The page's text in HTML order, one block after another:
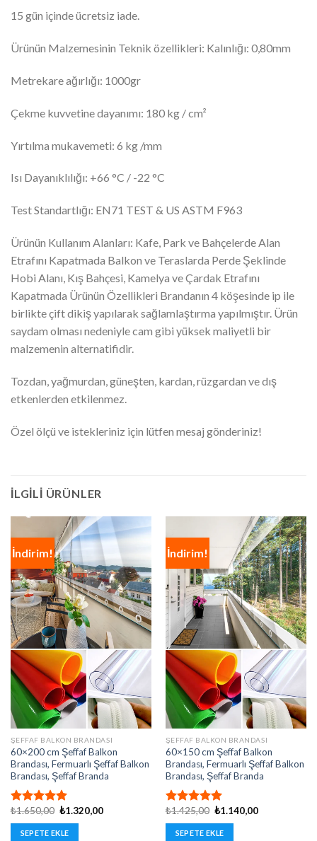
15 gün içinde ücretsiz iade.
Ürünün Malzemesinin Teknik özellikleri: Kalınlığı: 0,80mm
Metrekare ağırlığı: 1000gr
Çekme kuvvetine dayanımı: 180 kg / cm²
Yırtılma mukavemeti: 6 kg /mm
Isı Dayanıklılığı: +66 °C / -22 °C
Test Standartlığı: EN71 TEST & US ASTM F963
Ürünün Kullanım Alanları: Kafe, Park ve Bahçelerde Alan
Etrafını Kapatmada Balkon ve Teraslarda Perde Şeklinde
Hobi Alanı, Kış Bahçesi, Kamelya ve Çardak Etrafını
Kapatmada Ürünün Özellikleri Brandanın 4 köşesinde ip ile
birlikte çift dikiş yapılarak sağlamlaştırma yapılmıştır. Ürün
saydam olması nedeniyle cam gibi yüksek maliyetli bir
malzemenin alternatifidir.
Tozdan, yağmurdan, güneşten, kardan, rüzgardan ve dış
etkenlerden etkilenmez.
Özel ölçü ve istekleriniz için lütfen mesaj gönderiniz!
İLGILI ÜRÜNLER
İndirim!
ŞEFFAF BALKON BRANDASI
60×200 cm Şeffaf Balkon
Brandası, Fermuarlı Şeffaf Balkon
Brandası, Şeffaf Branda
5 üzerinden
5.00oy
aldı
₺1.650,00 Orijinal
₺1.650,00.
₺1.320,00Şu
SEPETE EKLE
İndirim!
ŞEFFAF BALKON BRANDASI
60×150 cm Şeffaf Balkon
Brandası, Fermuarlı Şeffaf Balkon
Brandası, Şeffaf Branda
5 üzerinden
5.00oy
aldı
₺1.425,00 Orijinal
₺1.425,00.
₺1.140,00Şu
SEPETE EKLE